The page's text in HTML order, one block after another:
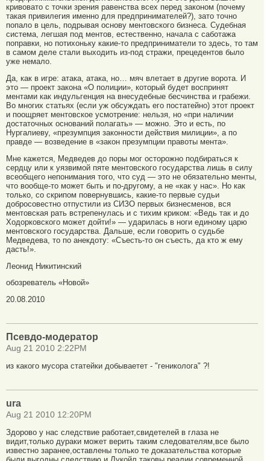
кривовато с точки зрения равенства всех перед законом (почему
такая привилегия именно для предпринимателей?), зато точно
попало в цель, подрывая основу ментовского бизнеса. Судебная
система, легшая под ментов, естественно, начала с саботажа
поправки, но потихоньку какие-то предприниматели то здесь, то там
в самом деле стали выходить из-под стражи, прецедентов было
уже немало.
Да, как в игре: атака, атака, но… мяч влетает в другие ворота. И
это — проект закона «О полиции», который будет воспринят
ментами как индульгенция на внесудебные бесчинства и грабежи.
Во многих статьях (если уж обсуждать его постатейно) этот проект
и поощряет ментовское усмотрение: нельзя, но «при наличии
достаточных оснований полагать» — можно. Это и есть, по
Нургалиеву, «презумпция законности действия милиции», а по
правде — возведение в «закон презумпции правоты мента».
Мне кажется, Медведев до поры мог осторожно подбираться к
сердцу или к уязвимой пяте ментовского государства лишь в силу
всеобщего непонимания того, что суд — это не обязательно менты,
что вообще-то может быть и по-другому, а не «как у нас». Но как
только, со скрипом повернувшись, какие-то первые судьи
добросовестно отпустили из СИЗО первых бизнесменов, вся
ментовская рать встрепенулась и с тихим криком: «Ведь так и до
Ходорковского может дойти!» — ударилась в ноги единому царю
ментовского государства. Дальше, если говорить о судьбе
Медведева, то по анекдоту: «Съесть-то он съесть, да кто ж ему
дасть!».
Леонид Никитинский
обозреватель «Новой»
20.08.2010
Псевдо-модератор
Aug 21 2010 2:22PM
из какого мусора статейки добываетет - "гениколога" ?!
ura
Aug 21 2010 12:20PM
Здорово у нас следствие работает,свидетелей в глаза не
видит,только дураки может верить таким следователям,все было
известно заранее,оставлены только те доказательства которые